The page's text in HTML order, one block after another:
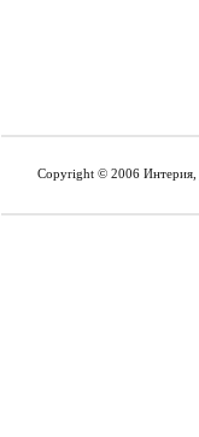
Copyright © 2006 Интерия,